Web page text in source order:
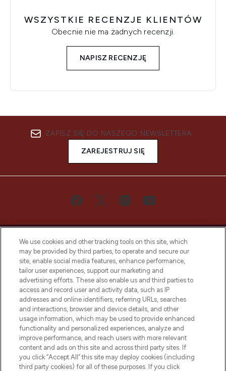
WSZYSTKIE RECENZJE KLIENTÓW
Obecnie nie ma żadnych recenzji.
NAPISZ RECENZJĘ
ZAPISZ SIĘ DO NASZEGO NEWSLETTERA
ZAREJESTRUJ SIĘ
Bądź pierwszą osobą, która dowie się o
najnowszych produktach, od niszowych i
uznanych marek, sezonowych trendach i
otrzyma ekskluzywne artykuły redakcyjne
z Sunday Supplement.
Zgoda na pliki cookie
Do Not Sell or Share My Personal
Information
We use cookies and other tracking tools on this site, which
may be provided by third parties, to operate and secure our
site, enable social media features, enhance performance,
tailor user experiences, support our marketing and
advertising efforts. These also enable us and third parties to
access and record user and activity data, such as IP
addresses and online identifiers, referring URLs, searches
and interactions, browser and device details, and other
usage information, which may be used to provide enhanced
functionality and personalized experiences, analyze and
improve performance, and reach users with more relevant
content and ads on this site and across third party sites. If
you click “Accept All” this site may deploy cookies (including
third party cookies) for all of these purposes. If you click